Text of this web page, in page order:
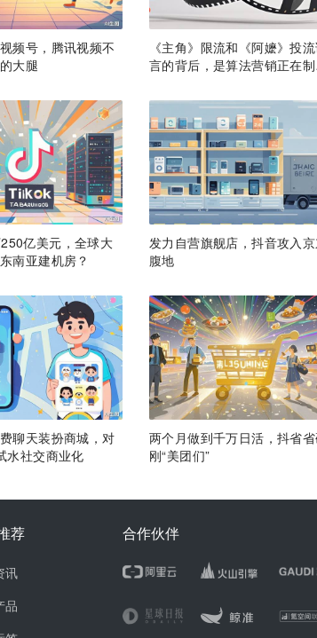
频号，腾讯视频不
大腿
《主角》限流和《阿嬷》投
言的背后，是算法营销正在
亿美元，全球大
南亚建机房？
发力自营旗舰店，抖音攻入
腹地
聊天装扮商城，对
水社交商业化
两个月做到千万日活，抖省
刚“美团们”
荐
讯
品
合作伙伴